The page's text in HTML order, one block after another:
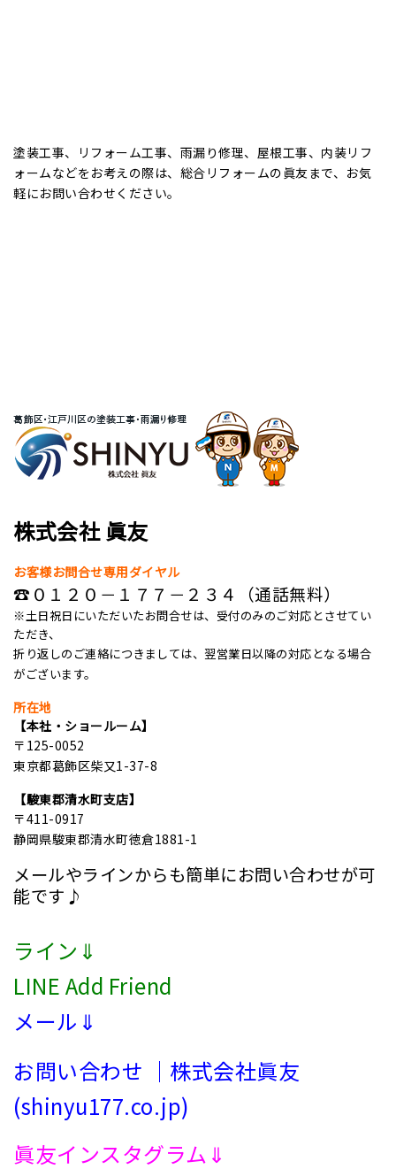
塗装工事、リフォーム工事、雨漏り修理、屋根工事、内装リフ
ォームなどをお考えの際は、総合リフォームの眞友まで、お気
軽にお問い合わせください。
株式会社 眞友
お客様お問合せ専用ダイヤル
☎０１２０－１７７－２３４（通話無料）
※土日祝日にいただいたお問合せは、受付のみのご対応とさせてい
ただき、
折り返しのご連絡につきましては、翌営業日以降の対応となる場合
がございます。
所在地
【本社・ショールーム】
〒125-0052
東京都葛飾区柴又1-37-8
【駿東郡清水町支店】
〒411-0917
静岡県駿東郡清水町徳倉1881-1
メールやラインからも簡単にお問い合わせが可
能です♪
ライン⇓
LINE Add Friend
メール⇓
お問い合わせ ｜株式会社眞友
(shinyu177.co.jp)
眞友インスタグラム⇓